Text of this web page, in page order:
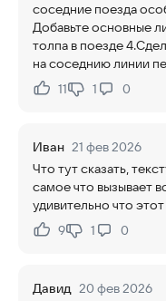
соседние поезда
Добавьте основные
толпа в поезде
на соседнию линии
Нравится:
11Не нравится:
1 0
Иван 21 фев 2026
Что тут сказать,
самое что вызывает
удивительно что
Нравится:
9Не нравится:
1 0
Давид 20 фев 2026